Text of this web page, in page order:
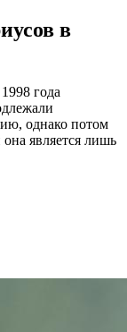
в
года
однако потом
является лишь